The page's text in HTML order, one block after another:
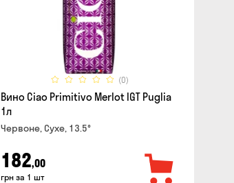
(0)
Вино Ciao Primitivo Merlot IGT Puglia
1л
Червоне, Сухе, 13.5°
182,00
грн за 1 шт